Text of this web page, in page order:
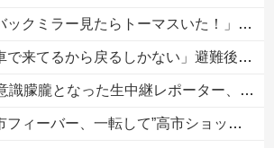
ラー見たらトーマスいた！」怖すぎる画像が話題に
から戻るしかない」避難後に館内へ…現場の実態が判明
ポーター、それを某出演者が爆笑しながら現場レポート続行を強制する動画が再注目されて……
一転して”高市ショック”へ…支持率も市場も急降下ｗｗｗｗｗｗｗｗ